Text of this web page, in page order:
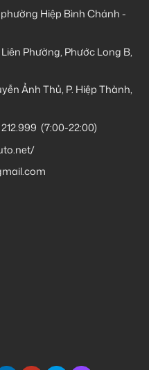
phường Hiệp Bình Chánh -
Phường, Phước Long B,
Ảnh Thủ, P. Hiệp Thành,
(7:00-22:00)